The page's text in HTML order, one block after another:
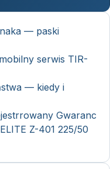
— paski
serwis TIR-
— kiedy i
Gwaranc
Z-401 225/50